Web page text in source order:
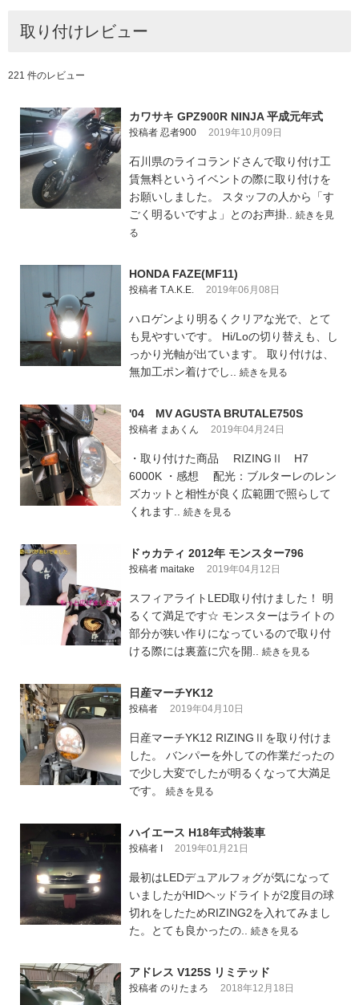
取り付けレビュー
221 件のレビュー
カワサキ GPZ900R NINJA 平成元年式
投稿者 忍者900 2019年10月09日
石川県のライコランドさんで取り付け工
賃無料というイベントの際に取り付けを
お願いしました。 スタッフの人から「す
ごく明るいですよ」とのお声掛.. 続きを見
る
HONDA FAZE(MF11)
投稿者 T.A.K.E. 2019年06月08日
ハロゲンより明るくクリアな光で、とて
も見やすいです。 Hi/Loの切り替えも、し
っかり光軸が出ています。 取り付けは、
無加工ポン着けでし.. 続きを見る
'04 MV AGUSTA BRUTALE750S
投稿者 まあくん 2019年04月24日
・取り付けた商品 RIZINGⅡ H7
6000K ・感想 配光：ブルターレのレン
ズカットと相性が良く広範囲で照らして
くれます.. 続きを見る
ドゥカティ 2012年 モンスター796
投稿者 maitake 2019年04月12日
スフィアライトLED取り付けました！ 明
るくて満足です☆ モンスターはライトの
部分が狭い作りになっているので取り付
ける際には裏蓋に穴を開.. 続きを見る
日産マーチYK12
投稿者 2019年04月10日
日産マーチYK12 RIZINGⅡを取り付けま
した。 バンパーを外しての作業だったの
で少し大変でしたが明るくなって大満足
です。 続きを見る
ハイエース H18年式特装車
投稿者 I 2019年01月21日
最初はLEDデュアルフォグが気になって
いましたがHIDヘッドライトが2度目の球
切れをしたためRIZING2を入れてみまし
た。とても良かったの.. 続きを見る
アドレス V125S リミテッド
投稿者 のりたまろ 2018年12月18日